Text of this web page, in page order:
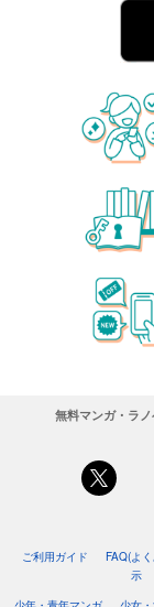
無料マンガ・ラ
ご利用ガイド FAQ(よ
示